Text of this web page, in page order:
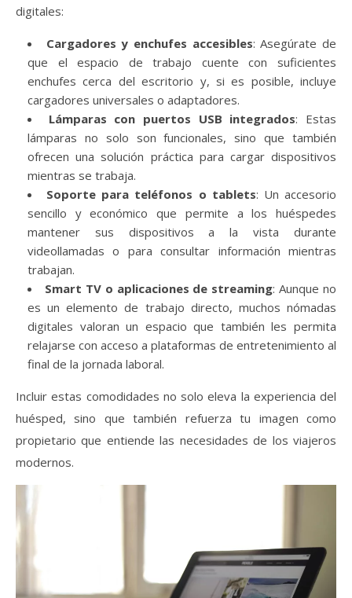
digitales:
Cargadores y enchufes accesibles: Asegúrate de
que el espacio de trabajo cuente con suficientes
enchufes cerca del escritorio y, si es posible, incluye
cargadores universales o adaptadores.
Lámparas con puertos USB integrados: Estas
lámparas no solo son funcionales, sino que también
ofrecen una solución práctica para cargar dispositivos
mientras se trabaja.
Soporte para teléfonos o tablets: Un accesorio
sencillo y económico que permite a los huéspedes
mantener sus dispositivos a la vista durante
videollamadas o para consultar información mientras
trabajan.
Smart TV o aplicaciones de streaming: Aunque no
es un elemento de trabajo directo, muchos nómadas
digitales valoran un espacio que también les permita
relajarse con acceso a plataformas de entretenimiento al
final de la jornada laboral.
Incluir estas comodidades no solo eleva la experiencia del
huésped, sino que también refuerza tu imagen como
propietario que entiende las necesidades de los viajeros
modernos.